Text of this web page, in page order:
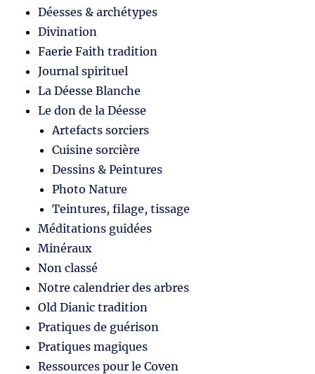
Déesses & archétypes
Divination
Faerie Faith tradition
Journal spirituel
La Déesse Blanche
Le don de la Déesse
Artefacts sorciers
Cuisine sorcière
Dessins & Peintures
Photo Nature
Teintures, filage, tissage
Méditations guidées
Minéraux
Non classé
Notre calendrier des arbres
Old Dianic tradition
Pratiques de guérison
Pratiques magiques
Ressources pour le Coven